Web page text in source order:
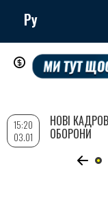
Перейти
до
вмісту
Ру
15:20
03.01
НОВІ
ОБОРОНИ